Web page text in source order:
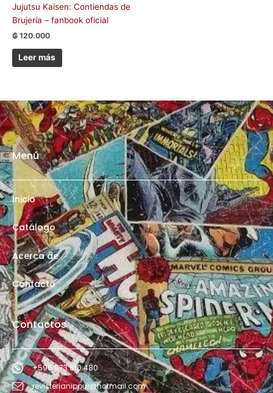
Jujutsu Kaisen: Contiendas de
Brujería – fanbook oficial
₲ 120.000
Leer más
Menú
Inicio
Catálogo
Acerca de
Contacto
Contactos
+595 973 610 480
revisterianippur@hotmail.com